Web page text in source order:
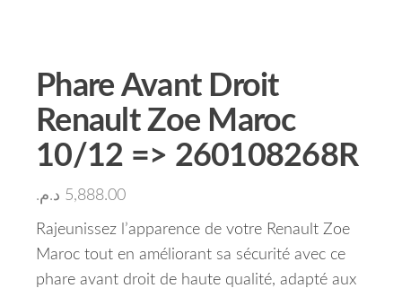
Phare Avant Droit
Renault Zoe Maroc
10/12 => 260108268R
5,888.00 د.م.
Rajeunissez l’apparence de votre Renault Zoe
Maroc tout en améliorant sa sécurité avec ce
phare avant droit de haute qualité, adapté aux